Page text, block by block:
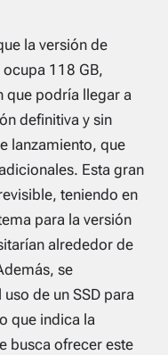
la versión de
ocupa 118 GB,
que podría llegar a
definitiva y sin
lanzamiento, que
Esta gran
teniendo en
para la versión
alrededor de
se
de un SSD para
que indica la
busca ofrecer este